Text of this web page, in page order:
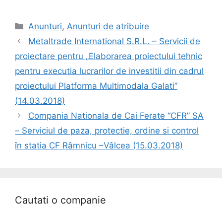
Anunturi, Anunturi de atribuire
Metaltrade International S.R.L. – Servicii de
proiectare pentru „Elaborarea proiectului tehnic
pentru executia lucrarilor de investitii din cadrul
proiectului Platforma Multimodala Galati”
(14.03.2018)
Compania Nationala de Cai Ferate “CFR” SA
– Serviciul de paza, protectie, ordine si control
în statia CF Râmnicu –Vâlcea (15.03.2018)
Cautati o companie